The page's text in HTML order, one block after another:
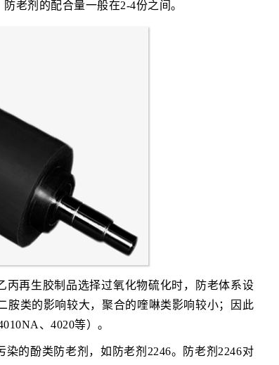
老剂的配合量一般在2-4份之间。
再生胶制品选择过氧化物硫化时，防老体系设
胺类的影响较大，聚合的喹啉类影响较小；因此
、4020等）。
的酚类防老剂，如防老剂2246。防老剂2246对